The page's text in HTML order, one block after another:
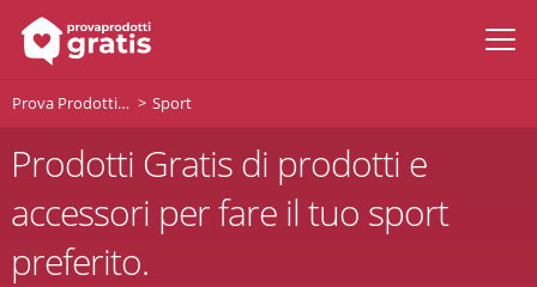
Prova Prodotti Gratis Sport
Prodotti Gratis di prodotti e
accessori per fare il tuo sport
preferito.